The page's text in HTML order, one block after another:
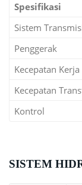
Spesifikasi
Sistem
Penggerak
Kecepatan Kerja
Kecepatan
Kontrol
SISTEM